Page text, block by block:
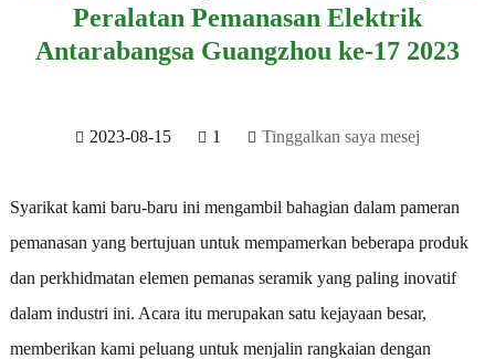
Peralatan Pemanasan Elektrik
Antarabangsa Guangzhou ke-17 2023
2023-08-15 1 Tinggalkan saya mesej
Syarikat kami baru-baru ini mengambil bahagian dalam pameran
pemanasan yang bertujuan untuk mempamerkan beberapa produk
dan perkhidmatan elemen pemanas seramik yang paling inovatif
dalam industri ini. Acara itu merupakan satu kejayaan besar,
memberikan kami peluang untuk menjalin rangkaian dengan